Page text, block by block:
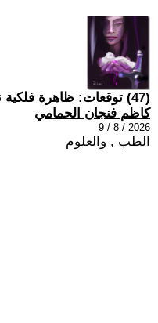
(47) توقعات: ظاهرة فلكية نادرة
كاظم فنجان الحمامي
2026 / 8 / 9
الطب , والعلوم